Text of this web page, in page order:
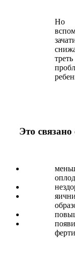
Но
Это связано